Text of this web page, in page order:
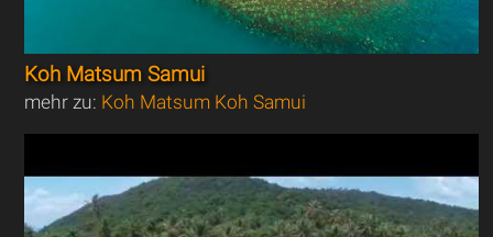
Koh Matsum Samui
mehr zu: Koh Matsum Koh Samui